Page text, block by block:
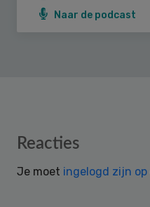
Naar de podcast
Reader
Reacties
Je moet ingelogd zijn op